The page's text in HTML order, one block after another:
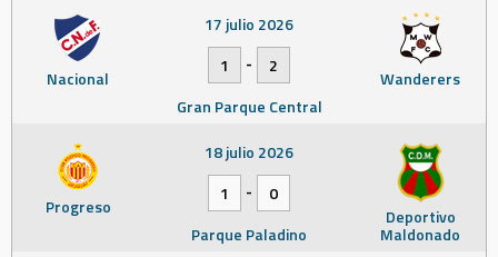
Nacional Wanderers
17 julio 2026
1
-
2
Gran Parque Central
Progreso Deportivo
Maldonado
18 julio 2026
1
-
0
Parque Paladino